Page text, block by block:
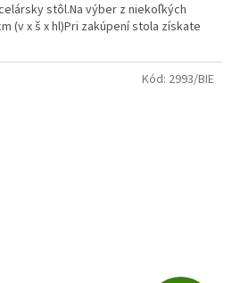
stôl.Na výber z niekoľkých
(v x š x hl)Pri zakúpení stola získate
Kód: 2993/BIE